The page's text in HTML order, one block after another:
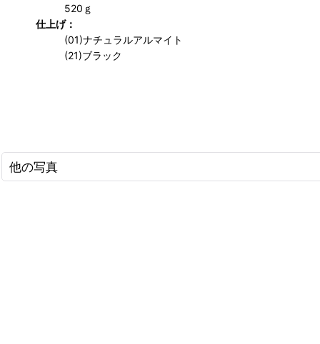
520ｇ
仕上げ：
(01)ナチュラルアルマイト
(21)ブラック
他の写真